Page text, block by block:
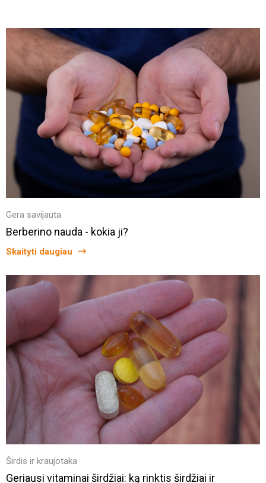
Gera savijauta
Berberino nauda - kokia ji?
Skaityti daugiau
Širdis ir kraujotaka
Geriausi vitaminai širdžiai: ką rinktis širdžiai ir